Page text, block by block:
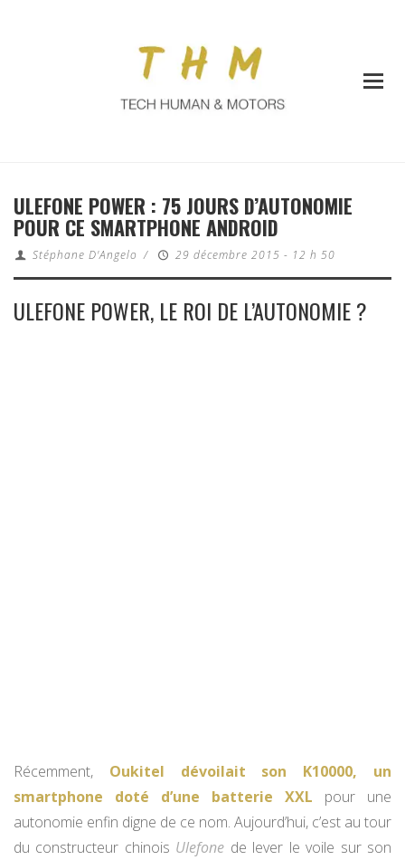
ULEFONE POWER : 75 JOURS D’AUTONOMIE
POUR CE SMARTPHONE ANDROID
Stéphane D'Angelo / 29 décembre 2015 - 12 h 50
ULEFONE POWER, LE ROI DE L’AUTONOMIE ?
Récemment, Oukitel dévoilait son K10000, un
smartphone doté d’une batterie XXL pour une
autonomie enfin digne de ce nom. Aujourd’hui, c’est au tour
du constructeur chinois Ulefone de lever le voile sur son